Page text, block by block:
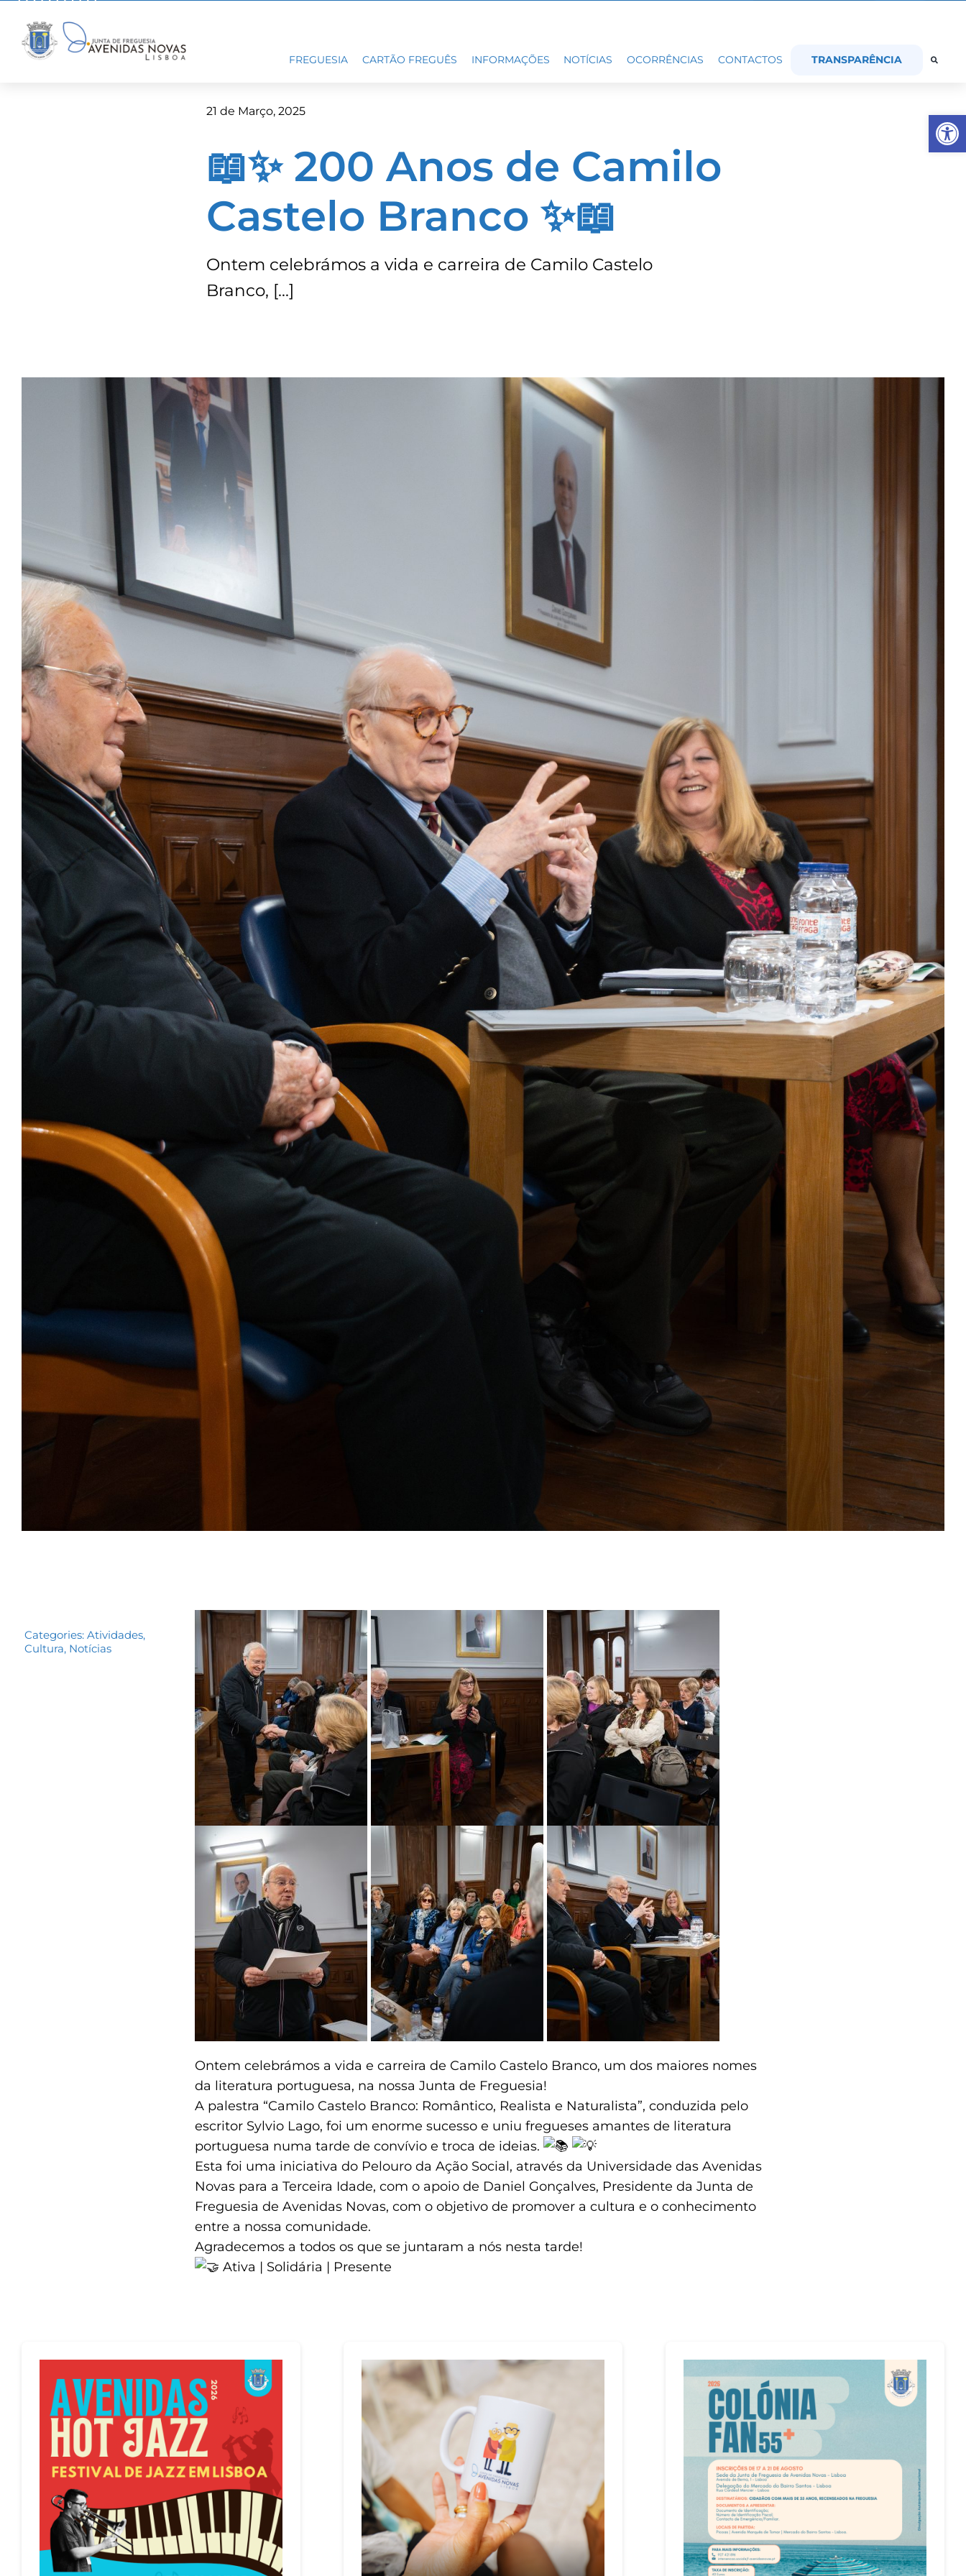
content
FREGUESIA CARTÃO FREGUÊS INFORMAÇÕES NOTÍCIAS OCORRÊNCIAS CONTACTOS TRANSPARÊNCIA
21 de Março, 2025
📖✨ 200 Anos de Camilo
Castelo Branco ✨📖
Ontem celebrámos a vida e carreira de Camilo Castelo
Branco, […]
Categories:Atividades,
Cultura, Notícias
Ontem celebrámos a vida e carreira de Camilo Castelo Branco, um dos maiores nomes
da literatura portuguesa, na nossa Junta de Freguesia!
A palestra “Camilo Castelo Branco: Romântico, Realista e Naturalista”, conduzida pelo
escritor Sylvio Lago, foi um enorme sucesso e uniu fregueses amantes de literatura
portuguesa numa tarde de convívio e troca de ideias.
Esta foi uma iniciativa do Pelouro da Ação Social, através da Universidade das Avenidas
Novas para a Terceira Idade, com o apoio de Daniel Gonçalves, Presidente da Junta de
Freguesia de Avenidas Novas, com o objetivo de promover a cultura e o conhecimento
entre a nossa comunidade.
Agradecemos a todos os que se juntaram a nós nesta tarde!
Ativa | Solidária | Presente